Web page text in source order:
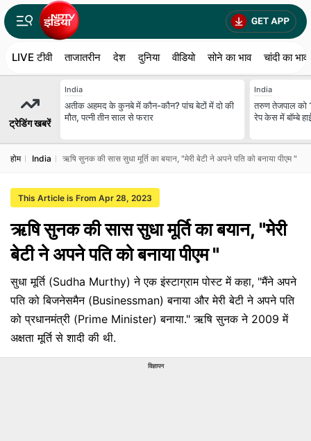
LIVE टीवी ताजातरीन देश दुनिया वीडियो सोने का भाव चांदी का भाव
ट्रेडिंग खबरें
India
अतीक अहमद के कुनबे में कौन-कौन? पांच बेटों में दो की
मौत, पत्नी तीन साल से फरार
India
तरुण तेजपाल को
रेप केस में बॉम्बे
होम India ऋषि सुनक की सास सुधा मूर्ति का बयान, "मेरी बेटी ने अपने पति को बनाया पीएम "
This Article is From Apr 28, 2023
ऋषि सुनक की सास सुधा मूर्ति का बयान, "मेरी
बेटी ने अपने पति को बनाया पीएम "
सुधा मूर्ति (Sudha Murthy) ने एक इंस्टाग्राम पोस्ट में कहा, "मैंने अपने
पति को बिजनेसमैन (Businessman) बनाया और मेरी बेटी ने अपने पति
को प्रधानमंत्री (Prime Minister) बनाया." ऋषि सुनक ने 2009 में
अक्षता मूर्ति से शादी की थी.
विज्ञापन